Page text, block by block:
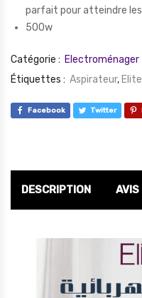
parfait pour atteindre
500w
Catégorie : Electroménager
Étiquettes : Aspirateur,
Facebook Twitter
DESCRIPTION